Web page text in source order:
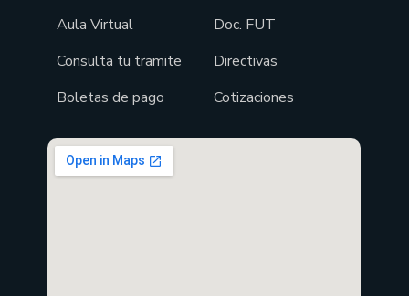
Aula Virtual
Consulta tu tramite
Boletas de pago
Doc. FUT
Directivas
Cotizaciones